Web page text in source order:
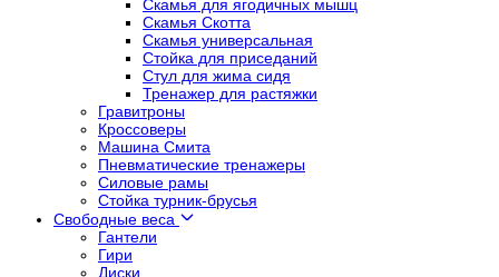
Скамья для ягодичных мышц
Скамья Скотта
Скамья универсальная
Стойка для приседаний
Стул для жима сидя
Тренажер для растяжки
Гравитроны
Кроссоверы
Машина Смита
Пневматические тренажеры
Силовые рамы
Стойка турник-брусья
Свободные веса
Гантели
Гири
Диски